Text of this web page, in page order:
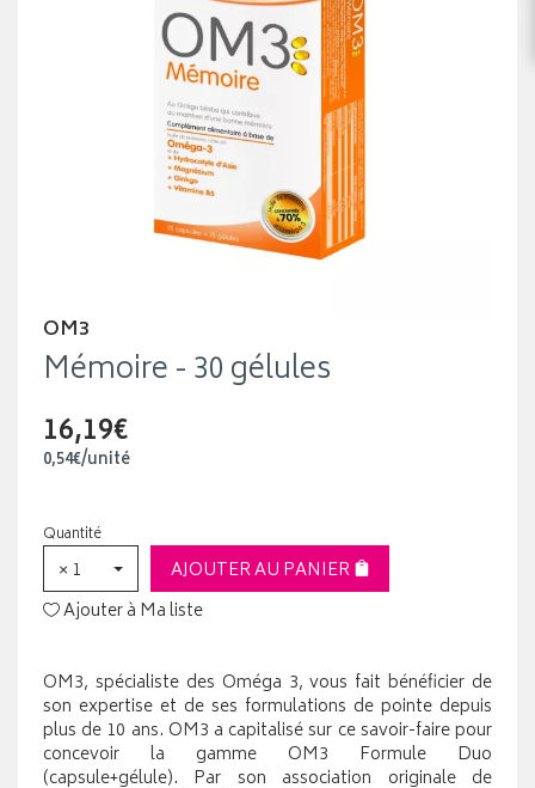
OM3
Mémoire - 30 gélules
16,19€
0,54€/unité
Quantité
× 1
AJOUTER AU PANIER
Ajouter à Ma liste
OM3, spécialiste des Oméga 3, vous fait bénéficier de
son expertise et de ses formulations de pointe depuis
plus de 10 ans. OM3 a capitalisé sur ce savoir-faire pour
concevoir la gamme OM3 Formule Duo
(capsule+gélule). Par son association originale de